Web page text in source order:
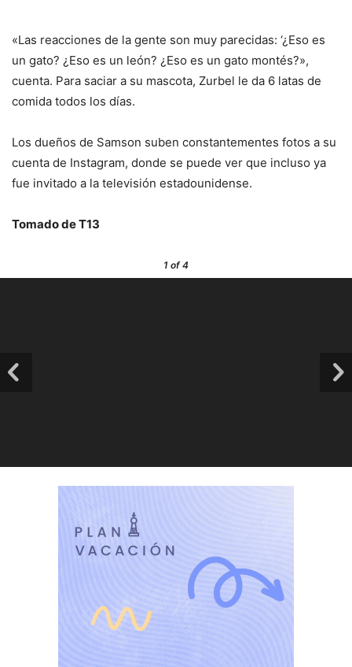
«Las reacciones de la gente son muy parecidas: ‘¿Eso es
un gato? ¿Eso es un león? ¿Eso es un gato montés?»,
cuenta. Para saciar a su mascota, Zurbel le da 6 latas de
comida todos los días.
Los dueños de Samson suben constantementes fotos a su
cuenta de Instagram, donde se puede ver que incluso ya
fue invitado a la televisión estadounidense.
Tomado de T13
1 of 4